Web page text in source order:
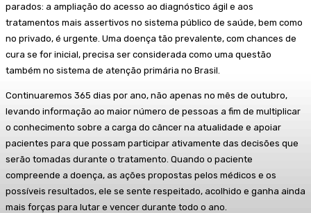
parados: a ampliação do acesso ao diagnóstico ágil e aos
tratamentos mais assertivos no sistema público de saúde, bem como
no privado, é urgente. Uma doença tão prevalente, com chances de
cura se for inicial, precisa ser considerada como uma questão
também no sistema de atenção primária no Brasil.
Continuaremos 365 dias por ano, não apenas no mês de outubro,
levando informação ao maior número de pessoas a fim de multiplicar
o conhecimento sobre a carga do câncer na atualidade e apoiar
pacientes para que possam participar ativamente das decisões que
serão tomadas durante o tratamento. Quando o paciente
compreende a doença, as ações propostas pelos médicos e os
possíveis resultados, ele se sente respeitado, acolhido e ganha ainda
mais forças para lutar e vencer durante todo o ano.